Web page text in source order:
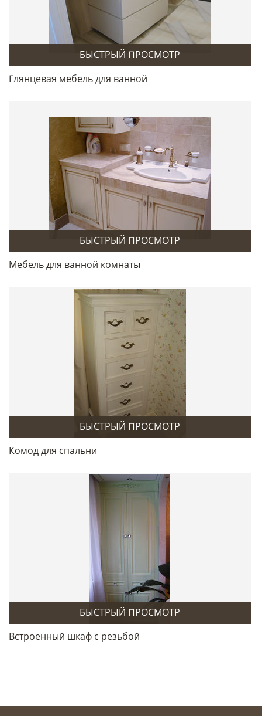
БЫСТРЫЙ ПРОСМОТР
Глянцевая мебель для ванной
БЫСТРЫЙ ПРОСМОТР
Мебель для ванной комнаты
БЫСТРЫЙ ПРОСМОТР
Комод для спальни
БЫСТРЫЙ ПРОСМОТР
Встроенный шкаф с резьбой